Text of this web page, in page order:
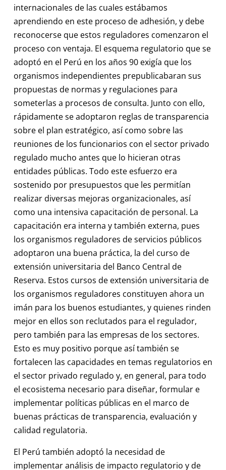
internacionales de las cuales estábamos
aprendiendo en este proceso de adhesión, y debe
reconocerse que estos reguladores comenzaron el
proceso con ventaja. El esquema regulatorio que se
adoptó en el Perú en los años 90 exigía que los
organismos independientes prepublicabaran sus
propuestas de normas y regulaciones para
someterlas a procesos de consulta. Junto con ello,
rápidamente se adoptaron reglas de transparencia
sobre el plan estratégico, así como sobre las
reuniones de los funcionarios con el sector privado
regulado mucho antes que lo hicieran otras
entidades públicas. Todo este esfuerzo era
sostenido por presupuestos que les permitían
realizar diversas mejoras organizacionales, así
como una intensiva capacitación de personal. La
capacitación era interna y también externa, pues
los organismos reguladores de servicios públicos
adoptaron una buena práctica, la del curso de
extensión universitaria del Banco Central de
Reserva. Estos cursos de extensión universitaria de
los organismos reguladores constituyen ahora un
imán para los buenos estudiantes, y quienes rinden
mejor en ellos son reclutados para el regulador,
pero también para las empresas de los sectores.
Esto es muy positivo porque así también se
fortalecen las capacidades en temas regulatorios en
el sector privado regulado y, en general, para todo
el ecosistema necesario para diseñar, formular e
implementar políticas públicas en el marco de
buenas prácticas de transparencia, evaluación y
calidad regulatoria.
El Perú también adoptó la necesidad de
implementar análisis de impacto regulatorio y de